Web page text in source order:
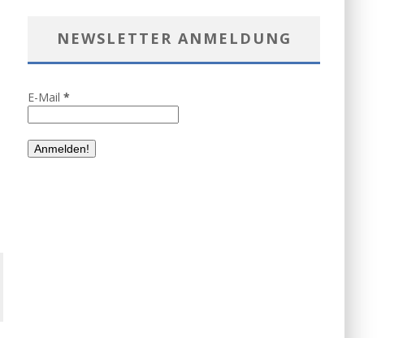
NEWSLETTER ANMELDUNG
E-Mail *